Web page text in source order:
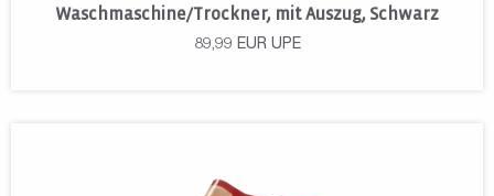
Waschmaschine/Trockner, mit Auszug, Schwarz
89,99 EUR UPE